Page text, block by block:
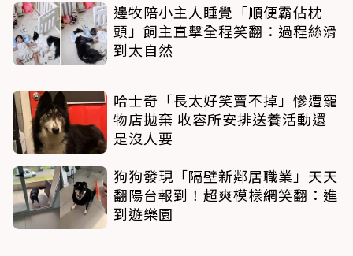
邊牧陪小主人睡覺「順便霸佔枕
頭」飼主直擊全程笑翻：過程絲滑
到太自然
哈士奇「長太好笑賣不掉」慘遭寵
物店拋棄 收容所安排送養活動還
是沒人要
狗狗發現「隔壁新鄰居職業」天天
翻陽台報到！超爽模樣網笑翻：進
到遊樂園